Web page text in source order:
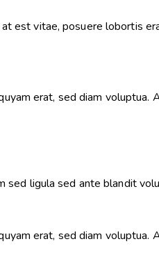
est vitae, posuere lobortis
erat, sed diam voluptua.
sed ligula sed ante blandit
erat, sed diam voluptua.